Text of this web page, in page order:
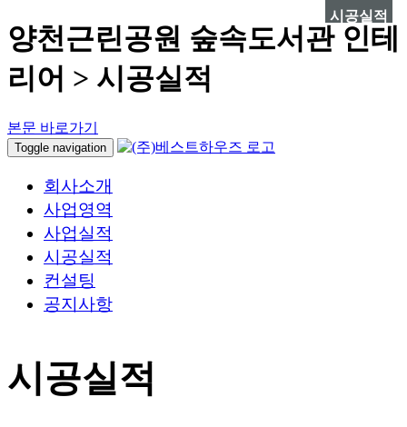
양천근린공원 숲속도서관 인테
리어 > 시공실적
본문 바로가기
Toggle navigation
회사소개
사업영역
사업실적
시공실적
컨설팅
공지사항
시공실적
시공실적